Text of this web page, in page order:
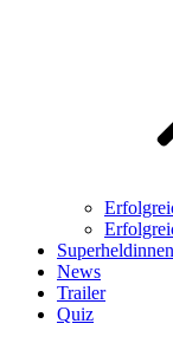
Superheldinnen
News
Trailer
Quiz